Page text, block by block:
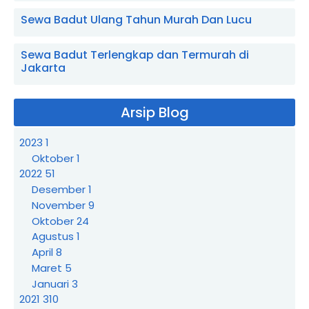
Sewa Badut Ulang Tahun Murah Dan Lucu
Sewa Badut Terlengkap dan Termurah di
Jakarta
Arsip Blog
2023 1
Oktober1
2022 51
Desember1
November9
Oktober24
Agustus 1
April8
Maret 5
Januari3
2021 310